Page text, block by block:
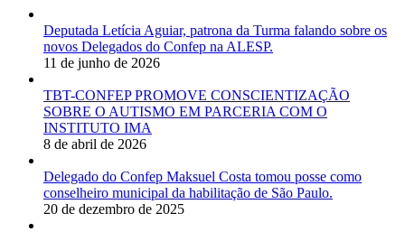
Deputada Letícia Aguiar, patrona da Turma falando sobre os
novos Delegados do Confep na ALESP.
11 de junho de 2026
TBT-CONFEP PROMOVE CONSCIENTIZAÇÃO
SOBRE O AUTISMO EM PARCERIA COM O
INSTITUTO IMA
8 de abril de 2026
Delegado do Confep Maksuel Costa tomou posse como
conselheiro municipal da habilitação de São Paulo.
20 de dezembro de 2025